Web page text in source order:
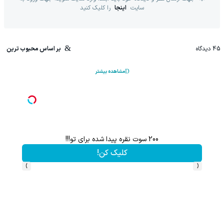
سایت اینجا را کلیک کنید
45 دیدگاه بر اساس محبوب ترین
مشاهده بیشتر
200 سوت نقره پیدا شده برای تو!!!
کلیک کن!
‹
›